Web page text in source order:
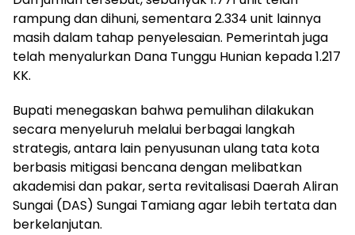
rampung dan dihuni, sementara 2.334 unit lainnya
masih dalam tahap penyelesaian. Pemerintah juga
telah menyalurkan Dana Tunggu Hunian kepada 1.217
KK.
Bupati menegaskan bahwa pemulihan dilakukan
secara menyeluruh melalui berbagai langkah
strategis, antara lain penyusunan ulang tata kota
berbasis mitigasi bencana dengan melibatkan
akademisi dan pakar, serta revitalisasi Daerah Aliran
Sungai (DAS) Sungai Tamiang agar lebih tertata dan
berkelanjutan.